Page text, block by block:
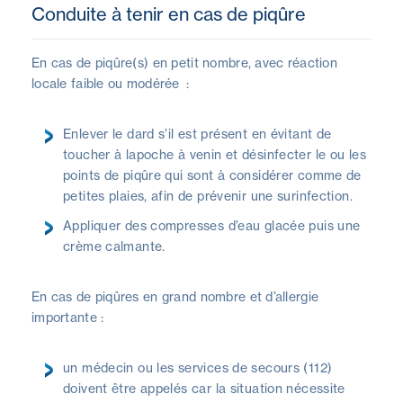
Conduite à tenir en cas de piqûre
En cas de piqûre(s) en petit nombre, avec réaction
locale faible ou modérée :
Enlever le dard s’il est présent en évitant de
toucher à lapoche à venin et désinfecter le ou les
points de piqûre qui sont à considérer comme de
petites plaies, afin de prévenir une surinfection.
Appliquer des compresses d’eau glacée puis une
crème calmante.
En cas de piqûres en grand nombre et d’allergie
importante :
un médecin ou les services de secours (112)
doivent être appelés car la situation nécessite